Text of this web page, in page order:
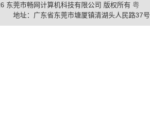
东莞市畅网计算机科技有限公司 版权所有 粤
地址：广东省东莞市塘厦镇清湖头人民路37号